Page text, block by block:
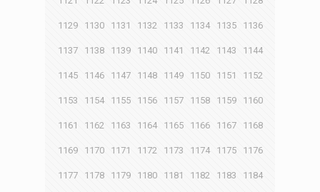
1129 1130 1131 1132 1133 1134 1135 1136
1137 1138 1139 1140 1141 1142 1143 1144
1145 1146 1147 1148 1149 1150 1151 1152
1153 1154 1155 1156 1157 1158 1159 1160
1161 1162 1163 1164 1165 1166 1167 1168
1169 1170 1171 1172 1173 1174 1175 1176
1177 1178 1179 1180 1181 1182 1183 1184